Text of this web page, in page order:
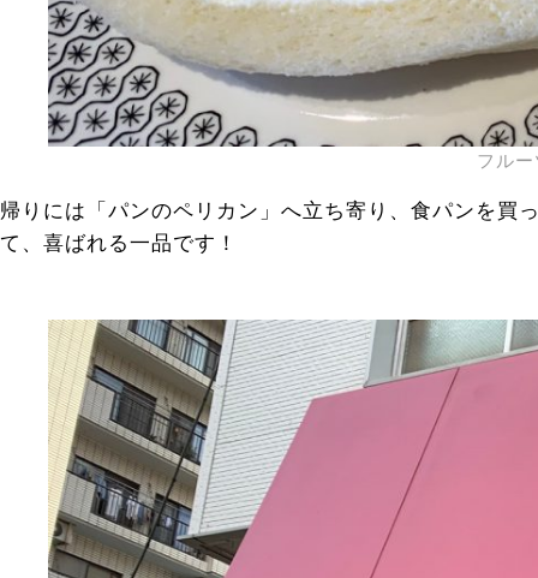
フル
帰りには「パンのペリカン」へ立ち寄り、食パンを買
て、喜ばれる一品です！